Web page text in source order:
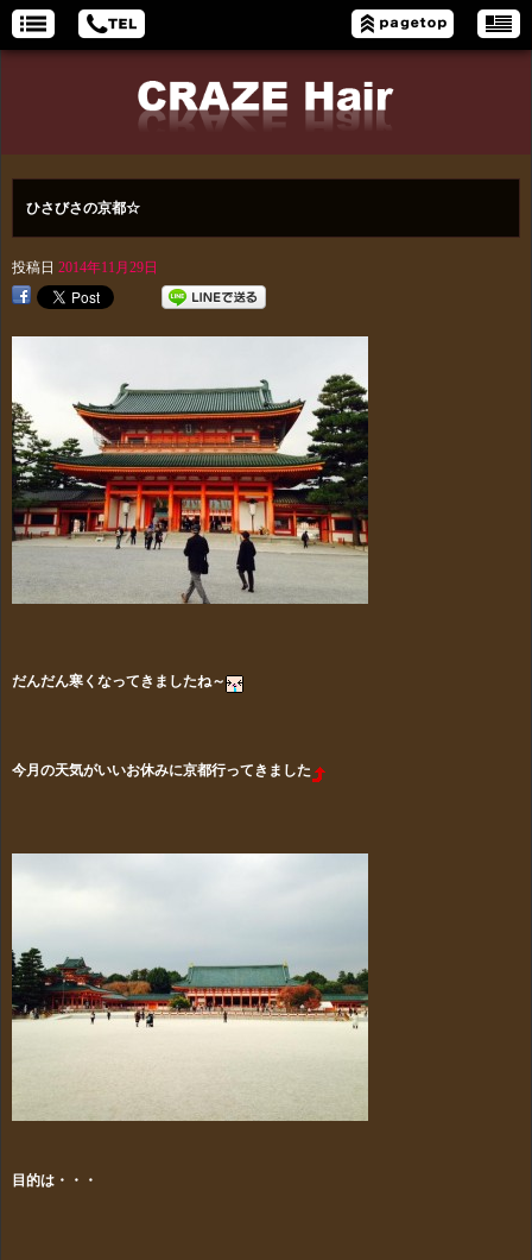
ひさびさの京都☆
投稿日 2014年11月29日
だんだん寒くなってきましたね～
今月の天気がいいお休みに京都行ってきました
目的は・・・